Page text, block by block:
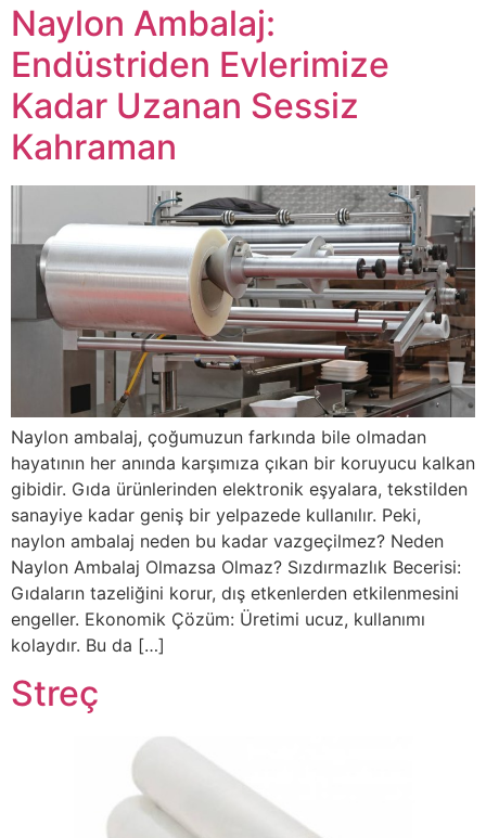
Naylon Ambalaj:
Endüstriden Evlerimize
Kadar Uzanan Sessiz
Kahraman
Naylon ambalaj, çoğumuzun farkında bile olmadan
hayatının her anında karşımıza çıkan bir koruyucu kalkan
gibidir. Gıda ürünlerinden elektronik eşyalara, tekstilden
sanayiye kadar geniş bir yelpazede kullanılır. Peki,
naylon ambalaj neden bu kadar vazgeçilmez? Neden
Naylon Ambalaj Olmazsa Olmaz? Sızdırmazlık Becerisi:
Gıdaların tazeliğini korur, dış etkenlerden etkilenmesini
engeller. Ekonomik Çözüm: Üretimi ucuz, kullanımı
kolaydır. Bu da […]
Streç